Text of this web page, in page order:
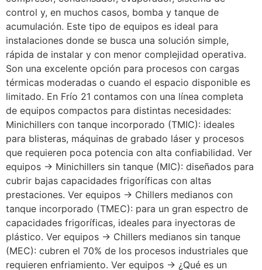
control y, en muchos casos, bomba y tanque de
acumulación. Este tipo de equipos es ideal para
instalaciones donde se busca una solución simple,
rápida de instalar y con menor complejidad operativa.
Son una excelente opción para procesos con cargas
térmicas moderadas o cuando el espacio disponible es
limitado. En Frío 21 contamos con una línea completa
de equipos compactos para distintas necesidades:
Minichillers con tanque incorporado (TMIC): ideales
para blisteras, máquinas de grabado láser y procesos
que requieren poca potencia con alta confiabilidad. Ver
equipos → Minichillers sin tanque (MIC): diseñados para
cubrir bajas capacidades frigoríficas con altas
prestaciones. Ver equipos → Chillers medianos con
tanque incorporado (TMEC): para un gran espectro de
capacidades frigoríficas, ideales para inyectoras de
plástico. Ver equipos → Chillers medianos sin tanque
(MEC): cubren el 70% de los procesos industriales que
requieren enfriamiento. Ver equipos → ¿Qué es un